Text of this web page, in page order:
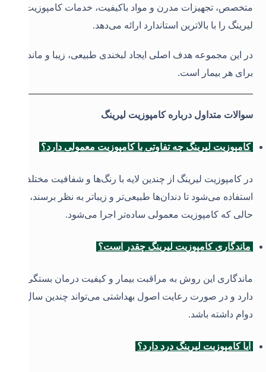
متخصص، تجهیزات مدرن و مواد باکیفیت، خدمات کامپوزیت
لیرینگ را با بالاترین استاندارد ارائه می‌دهد.
در این مجموعه هدف اصلی ایجاد لبخندی طبیعی، زیبا و ماندگار
برای هر بیمار است.
سوالات متداول درباره کامپوزیت لیرینگ
کامپوزیت لیرینگ چه تفاوتی با کامپوزیت معمولی دارد؟
در کامپوزیت لیرینگ از چندین لایه با رنگ‌ها و شفافیت مختلف
استفاده می‌شود تا دندان‌ها طبیعی‌تر و زیباتر به نظر برسند، در
حالی که کامپوزیت معمولی ساده‌تر اجرا می‌شود.
ماندگاری کامپوزیت لیرینگ چقدر است؟
ماندگاری این روش به مراقبت بیمار و کیفیت درمان بستگی
دارد و در صورت رعایت اصول بهداشتی می‌تواند چندین سال
دوام داشته باشد.
آیا کامپوزیت لیرینگ درد دارد؟